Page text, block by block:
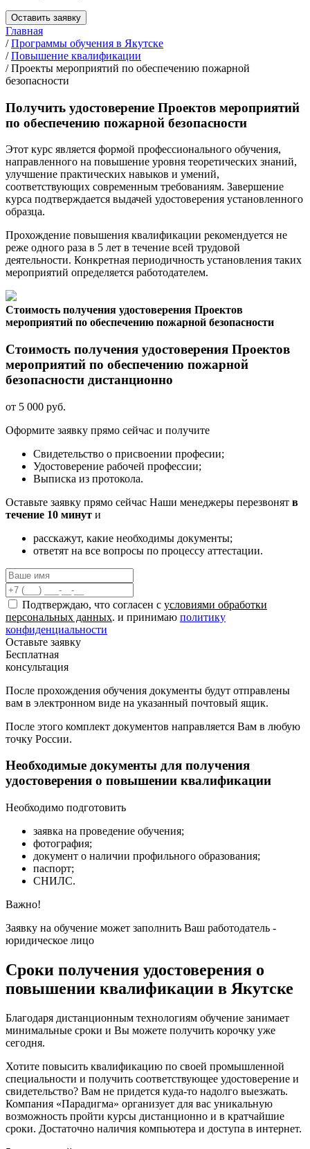
Оставить заявку
Главная
/Программы обучения в Якутске
/Повышение квалификации
/Проекты мероприятий по обеспечению пожарной
безопасности
Получить удостоверение Проектов мероприятий
по обеспечению пожарной безопасности
Этот курс является формой профессионального обучения,
направленного на повышение уровня теоретических знаний,
улучшение практических навыков и умений,
соответствующих современным требованиям. Завершение
курса подтверждается выдачей удостоверения установленного
образца.
Прохождение повышения квалификации рекомендуется не
реже одного раза в 5 лет в течение всей трудовой
деятельности. Конкретная периодичность установления таких
мероприятий определяется работодателем.
Стоимость получения удостоверения Проектов
мероприятий по обеспечению пожарной безопасности
Стоимость получения удостоверения Проектов
мероприятий по обеспечению пожарной
безопасности дистанционно
от 5 000 руб.
Оформите заявку прямо сейчас и получите
Свидетельство о присвоении професии;
Удостоверение рабочей профессии;
Выписка из протокола.
Оставьте заявку прямо сейчас Наши менеджеры перезвонят в
течение 10 минут и
расскажут, какие необходимы документы;
ответят на все вопросы по процессу аттестации.
Подтверждаю, что согласен с условиями обработки
персональных данных. и принимаю политику
конфиденциальности
Оставьте заявку
Бесплатная
консультация
После прохождения обучения документы будут отправлены
вам в электронном виде на указанный почтовый ящик.
После этого комплект документов направляется Вам в любую
точку России.
Необходимые документы для получения
удостоверения о повышении квалификации
Необходимо подготовить
заявка на проведение обучения;
фотография;
документ о наличии профильного образования;
паспорт;
СНИЛС.
Важно!
Заявку на обучение может заполнить Ваш работодатель -
юридическое лицо
Сроки получения удостоверения о
повышении квалификации в Якутске
Благодаря дистанционным технологиям обучение занимает
минимальные сроки и Вы можете получить корочку уже
сегодня.
Хотите повысить квалификацию по своей промышленной
специальности и получить соответствующее удостоверение и
свидетельство? Вам не придется куда-то надолго выезжать.
Компания «Парадигма» организует для вас уникальную
возможность пройти курсы дистанционно и в кратчайшие
сроки. Достаточно наличия компьютера и доступа в интернет.